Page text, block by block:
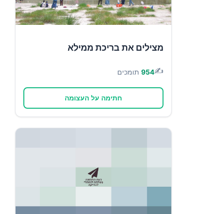
מצילים את בריכת ממילא
✍️
954 תומכים
חתימה על העצומה